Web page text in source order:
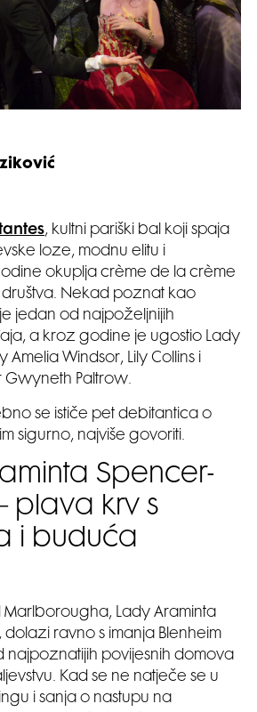
, kultni pariški bal koji spaja
loze, modnu elitu i
okuplja crème de la crème
Nekad poznat kao
jedan od najpoželjnijih
a kroz godine je ugostio Lady
Amelia Windsor, Lily Collins i
Gwyneth Paltrow.
se ističe pet debitantica o
sigurno, najviše govoriti.
Spencer-
plava krv s
i buduća
Marlborougha, Lady Araminta
dolazi ravno s imanja Blenheim
najpoznatijih povijesnih domova
Kad se ne natječe se u
i sanja o nastupu na